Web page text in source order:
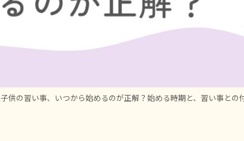
子供の習い事、いつから始めるのが正解？始める時期と、習い事との